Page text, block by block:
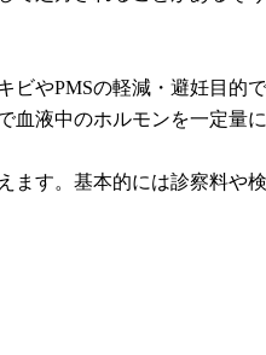
やPMSの軽減・避妊目的
液中のホルモンを一定量
す。基本的には診察料や